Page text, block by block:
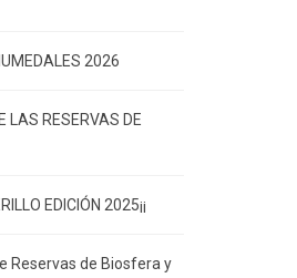
2026
LAS RESERVAS DE
EDICIÓN 2025¡¡
Reservas de Biosfera y